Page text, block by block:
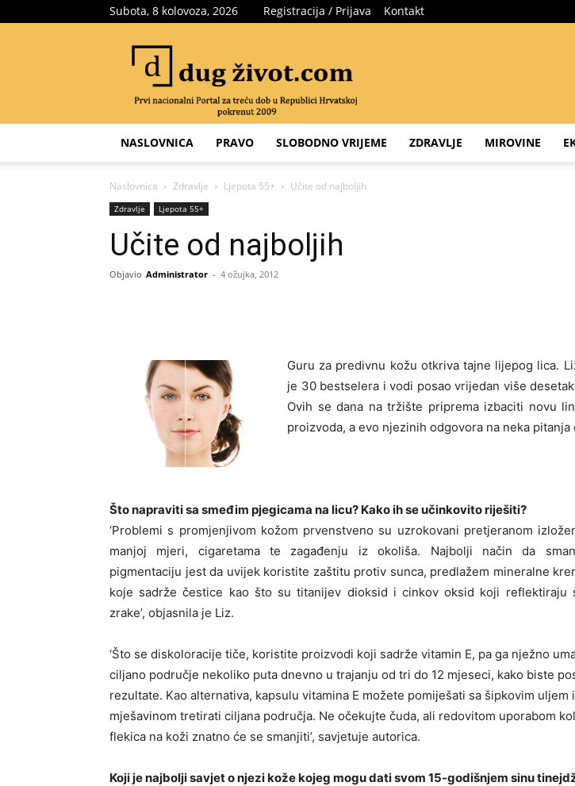
Subota, 8 kolovoza, 2026 Registracija / Prijava Kontakt
za
treću
dob
NASLOVNICA PRAVO SLOBODNO VRIJEME ZDRAVLJE MIROVINE
Naslovnica Zdravlje Ljepota 55+ Učite od najboljih
Zdravlje Ljepota 55+
Učite od najboljih
Objavio Administrator - 4 ožujka, 2012
Guru za predivnu kožu otkriva tajne lijepog lica.
je 30 bestselera i vodi posao vrijedan više
Ovih se dana na tržište priprema izbaciti novu
proizvoda, a evo njezinih odgovora na neka pitanja
Što napraviti sa smeđim pjegicama na licu? Kako ih se učinkovito riješiti?
‘Problemi s promjenjivom kožom prvenstveno su uzrokovani pretjeranom
manjoj mjeri, cigaretama te zagađenju iz okoliša. Najbolji način da
pigmentaciju jest da uvijek koristite zaštitu protiv sunca, predlažem mineralne
koje sadrže čestice kao što su titanijev dioksid i cinkov oksid koji reflektiraju
zrake’, objasnila je Liz.
‘Što se diskoloracije tiče, koristite proizvodi koji sadrže vitamin E, pa ga nježno
ciljano područje nekoliko puta dnevno u trajanju od tri do 12 mjeseci, kako biste
rezultate. Kao alternativa, kapsulu vitamina E možete pomiješati sa šipkovim uljem
mješavinom tretirati ciljana područja. Ne očekujte čuda, ali redovitom uporabom
flekica na koži znatno će se smanjiti’, savjetuje autorica.
Koji je najbolji savjet o njezi kože kojeg mogu dati svom 15-godišnjem sinu